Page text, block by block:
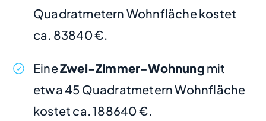
Quadratmetern Wohnfläche kostet
ca. 83840 €.
EineZwei-Zimmer-Wohnung mit
etwa 45 Quadratmetern Wohnfläche
kostet ca. 188640 €.